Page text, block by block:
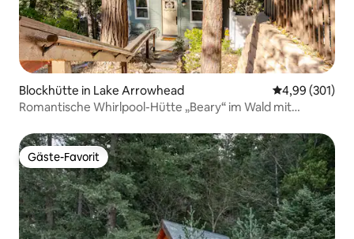
Blockhütte in Lake Arrowhead
4,99 (301)
Romantische Whirlpool-Hütte „Beary“ im Wald mit
Gäste-Favorit
Gäste-Favorit